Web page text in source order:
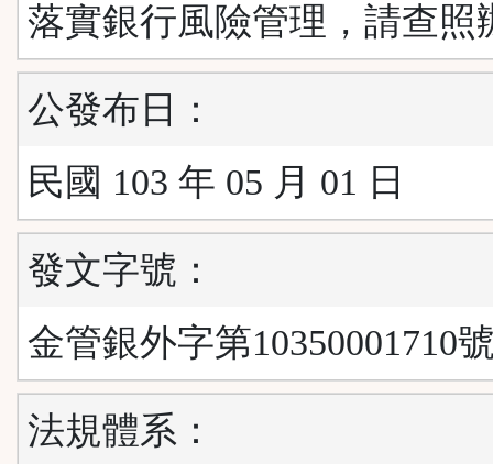
落實銀行風險管理，請查照
公發布日：
民國 103 年 05 月 01 日
發文字號：
金管銀外字第10350001710
法規體系：